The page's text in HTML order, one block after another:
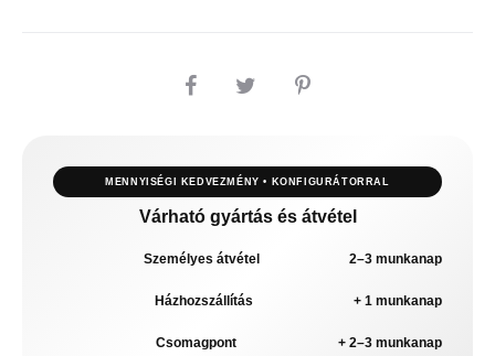
MEGOSZTÁS
MENNYISÉGI KEDVEZMÉNY • KONFIGURÁTORRAL
Várható gyártás és átvétel
Személyes átvétel 2–3 munkanap
Házhozszállítás + 1 munkanap
Csomagpont + 2–3 munkanap